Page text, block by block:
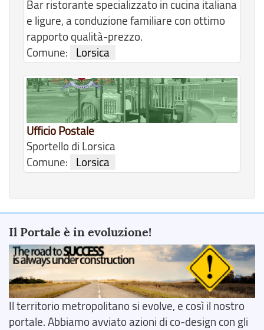
Bar ristorante specializzato in cucina italiana
e ligure, a conduzione familiare con ottimo
rapporto qualità-prezzo.
Comune:
Lorsica
Ufficio Postale
Sportello di Lorsica
Comune:
Lorsica
Il Portale è in evoluzione!
Il territorio metropolitano si evolve, e così il nostro
portale. Abbiamo avviato azioni di co-design con gli